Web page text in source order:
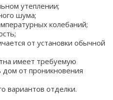
утеплении;
шума;
колебаний;
от установки обычной
имеет требуемую
от проникновения
вариантов отделки.